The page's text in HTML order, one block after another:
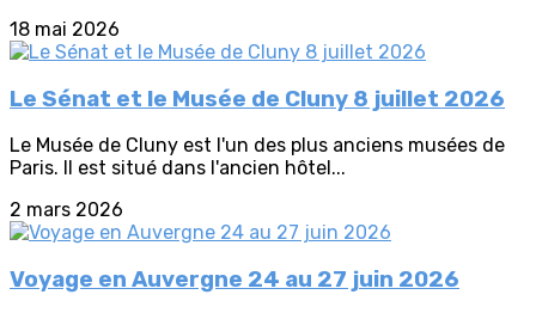
18 mai 2026
Le Sénat et le Musée de Cluny 8 juillet 2026
Le Musée de Cluny est l'un des plus anciens musées de
Paris. Il est situé dans l'ancien hôtel...
2 mars 2026
Voyage en Auvergne 24 au 27 juin 2026